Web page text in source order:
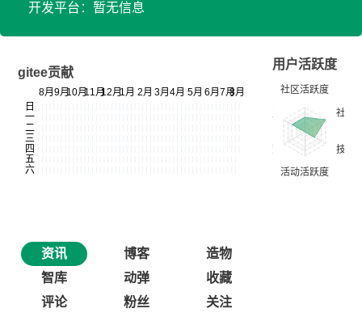
开发平台：暂无信息
gitee贡献
用户活跃度
资讯 博客
造物
智库
动弹
收藏
评论
粉丝 关注